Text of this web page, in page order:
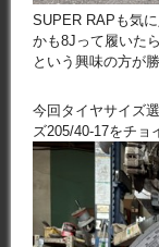
SUPER RAPも気
かも8Jって履いた
という興味の方が
今回タイヤサイズ
ズ205/40-17をチョ